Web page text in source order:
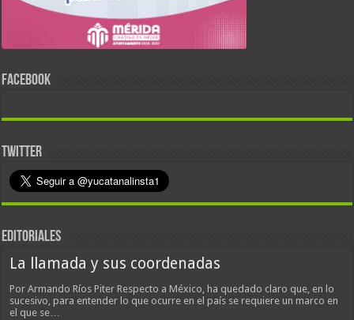
FACEBOOK
TWITTER
EDITORIALES
La llamada y sus coordenadas
Por Armando Ríos Piter Respecto a México, ha quedado claro que, en lo
sucesivo, para entender lo que ocurre en el país se requiere un marco en
el que se…